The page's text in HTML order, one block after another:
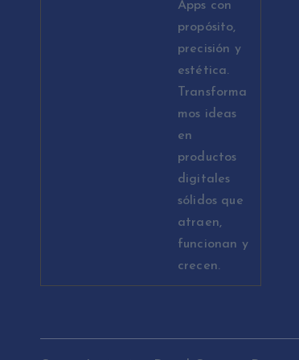
Apps con
propósito,
precisión y
estética.
Transforma
mos ideas
en
productos
digitales
sólidos que
atraen,
funcionan y
crecen.